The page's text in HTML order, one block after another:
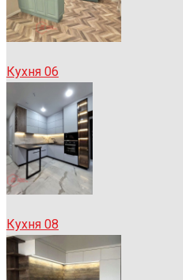
Кухня 06
Кухня 08